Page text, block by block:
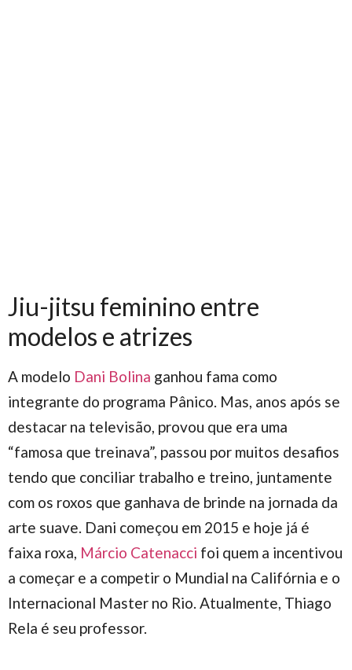
Jiu-jitsu feminino entre
modelos e atrizes
A modelo Dani Bolina ganhou fama como
integrante do programa Pânico. Mas, anos após se
destacar na televisão, provou que era uma
“famosa que treinava”, passou por muitos desafios
tendo que conciliar trabalho e treino, juntamente
com os roxos que ganhava de brinde na jornada da
arte suave. Dani começou em 2015 e hoje já é
faixa roxa, Márcio Catenacci foi quem a incentivou
a começar e a competir o Mundial na Califórnia e o
Internacional Master no Rio. Atualmente, Thiago
Rela é seu professor.